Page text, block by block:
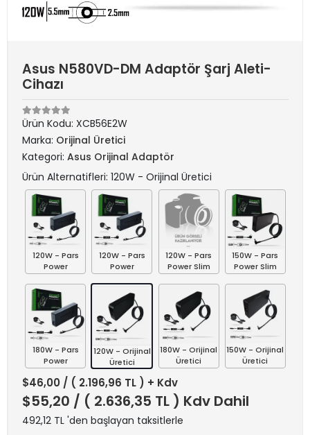
Asus N580VD-DM Adaptör Şarj Aleti-
Cihazı
Ürün Kodu: XCB56E2W
Marka: Orijinal Üretici
Kategori: Asus Orijinal Adaptör
Ürün Alternatifleri: 120W - Orijinal Üretici
120W - Pars
Power
120W - Pars
Power
120W - Pars
Power Slim
150W - Pars
Power Slim
180W - Pars
Power
120W - Orijinal
Üretici
180W - Orijinal
Üretici
150W - Orijinal
Üretici
$46,00 / ( 2.196,96 TL ) + Kdv
$55,20 / ( 2.636,35 TL ) Kdv Dahil
492,12 TL 'den başlayan taksitlerle